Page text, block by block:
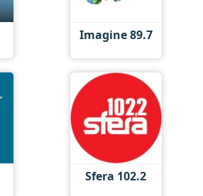
Imagine 89.7
Sfera 102.2